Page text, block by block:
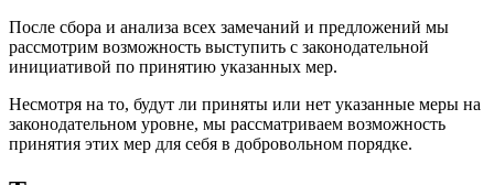
После сбора и анализа всех замечаний и предложений мы
рассмотрим возможность выступить с законодательной
инициативой по принятию указанных мер.
Несмотря на то, будут ли приняты или нет указанные меры на
законодательном уровне, мы рассматриваем возможность
принятия этих мер для себя в добровольном порядке.